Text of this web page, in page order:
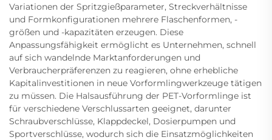
Variationen der Spritzgießparameter, Streckverhältnisse
und Formkonfigurationen mehrere Flaschenformen, -
größen und -kapazitäten erzeugen. Diese
Anpassungsfähigkeit ermöglicht es Unternehmen, schnell
auf sich wandelnde Marktanforderungen und
Verbraucherpräferenzen zu reagieren, ohne erhebliche
Kapitalinvestitionen in neue Vorformlingwerkzeuge tätigen
zu müssen. Die Halsausführung der PET-Vorformlinge ist
für verschiedene Verschlussarten geeignet, darunter
Schraubverschlüsse, Klappdeckel, Dosierpumpen und
Sportverschlüsse, wodurch sich die Einsatzmöglichkeiten